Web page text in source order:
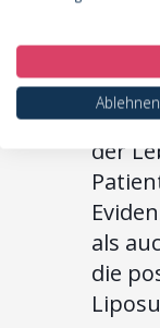
eine
von
der
als
die
Ablehnen